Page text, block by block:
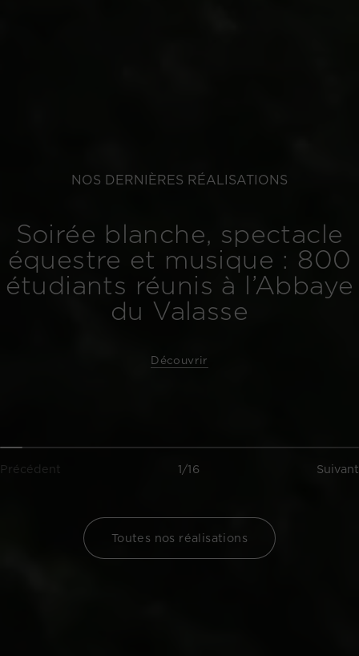
NOS DERNIÈRES RÉALISATIONS
Soirée blanche, spectacle
équestre et musique : 800
étudiants réunis à l’Abbaye
du Valasse
Découvrir
Précédent 1/16 Suivant
Toutes nos réalisations